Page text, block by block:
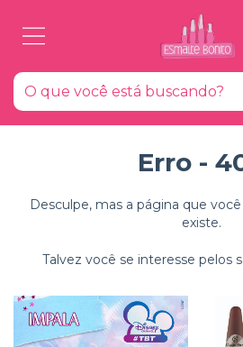
Erro -
Desculpe, mas a página que
existe.
Talvez você se interesse pelos